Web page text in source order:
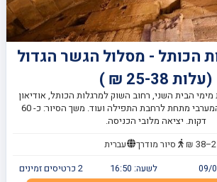
הכותל - מסלול הגשר הגדול
(עלות 25-38 ₪ )
הבית השני, רחוב השוק למרגלות הכותל, אודיאון
רומי, שרידי הכותל המערבי מתחת לרחבת התפילה ועוד. משך הסיור: כ- 60
דקות. יציאה מלובי הכניסה.
סיור מודרך
עברית
09/ לשעה: 16:50
2 כרטיסים זמינים